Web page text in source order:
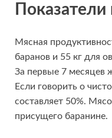
Мясная
баранов и 55 кг для
За первые 7 месяцев
Если говорить о
составляет 50%.
присущего баранине.